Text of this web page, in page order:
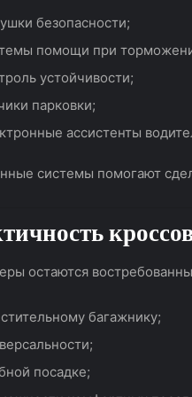
безопасности;
помощи при
устойчивости;
парковки;
ассистенты
системы помогают
остаются
багажнику;
посадке;